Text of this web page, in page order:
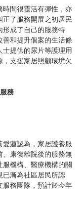
間很靈活有彈性，亦
了服務開展之初居民
形成了自己的服務特
和提升個案的生活條
提供的尿片等護理用
支援家居照顧環境欠
務
蓮認為，家居護養服
康復離院後的服務無
機構、醫療機構的關
漸為社區居民所認
務團隊，預計於今年